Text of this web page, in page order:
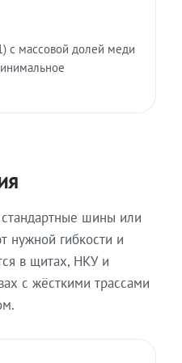
с массовой долей меди
шины или
нужной гибкости и
в щитах, НКУ и
с жёсткими трассами